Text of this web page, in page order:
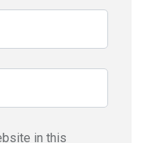
in this